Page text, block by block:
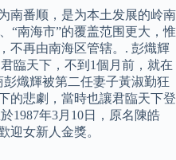
南番顺，是为本土发展的岭南
“南海市”的覆盖范围更大，惟
不再由南海区管辖。. 彭熾輝
臨天下，不到1個月前，就在
熾輝被第二任妻子黃淑勤狂
的悲劇，當時也讓君臨天下登
1987年3月10日，原名陳皓
迎女新人金獎。